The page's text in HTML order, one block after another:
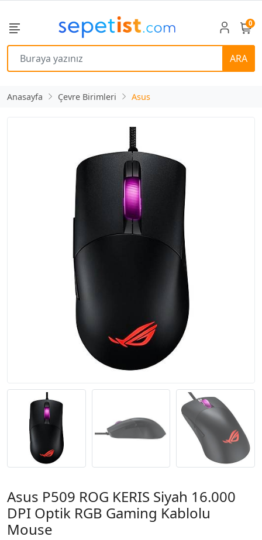
ARA
0
Anasayfa Çevre Birimleri Asus
Asus P509 ROG KERIS Siyah 16.000
DPI Optik RGB Gaming Kablolu
Mouse